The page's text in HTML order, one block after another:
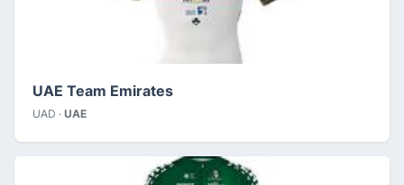
UAE Team Emirates
UAD · UAE